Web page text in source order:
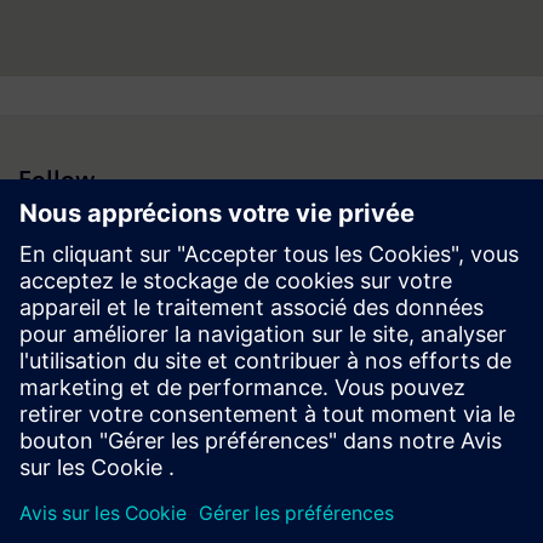
Follow
Espace médias | Entreprise | Siemens
© Siemens 1996 – 2026
Information corporate
Vie privée
Conditions d’utilisation